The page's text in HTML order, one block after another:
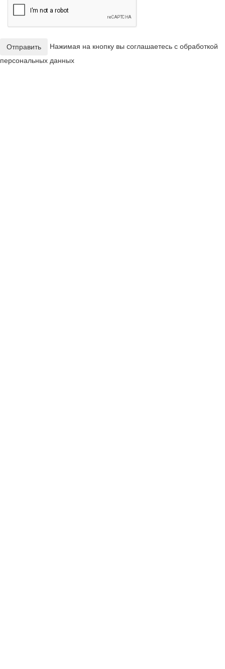
Отправить
Нажимая на кнопку вы соглашаетесь с обработкой
персональных данных